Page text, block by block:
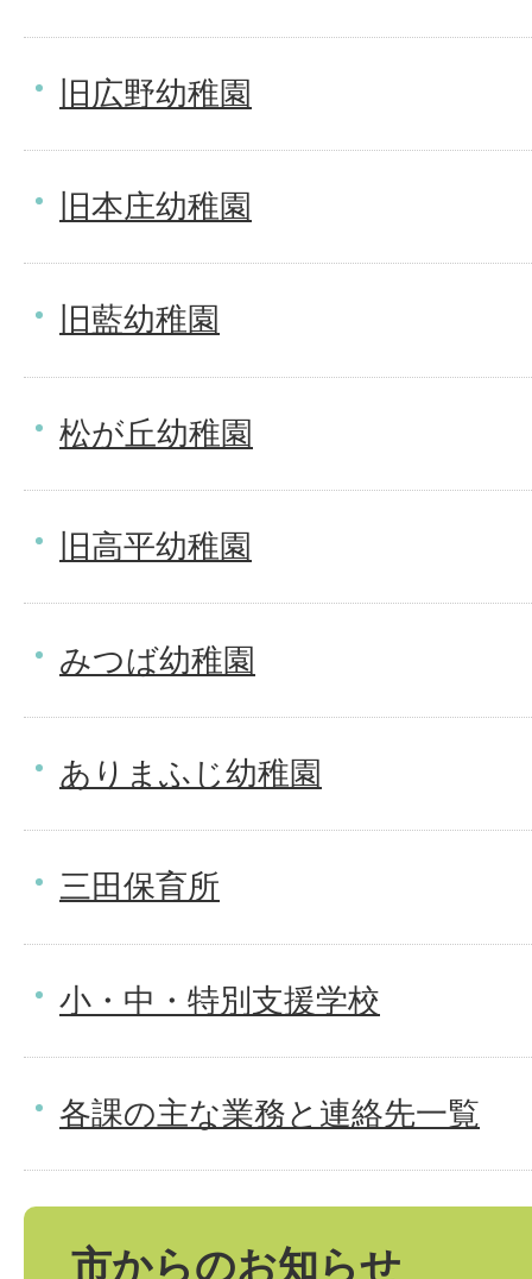
旧広野幼稚園
旧本庄幼稚園
旧藍幼稚園
松が丘幼稚園
旧高平幼稚園
みつば幼稚園
ありまふじ幼稚園
三田保育所
小・中・特別支援学校
各課の主な業務と連絡先一覧
市からのお知らせ